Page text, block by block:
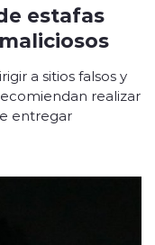
estafas
a sitios falsos y
realizar
entregar